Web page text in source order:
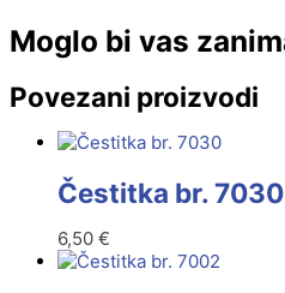
Moglo bi vas
Povezani proizvodi
Čestitka br. 7030
6,50 €